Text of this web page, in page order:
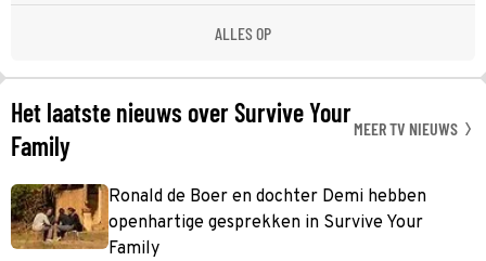
ALLES OP
Het laatste nieuws over Survive Your
Family
MEER TV NIEUWS
Ronald de Boer en dochter Demi hebben
openhartige gesprekken in Survive Your
Family